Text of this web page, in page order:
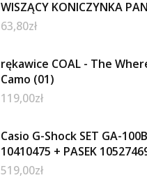
WISZĄCY KONICZYNKA
63,80zł
rękawice COAL - The
Camo (01)
119,00zł
Casio G-Shock SET GA-
10410475 + PASEK
519,00zł